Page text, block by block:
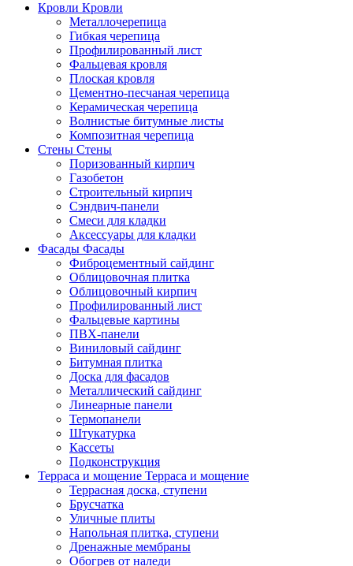
Кровли Кровли
Металлочерепица
Гибкая черепица
Профилированный лист
Фальцевая кровля
Плоская кровля
Цементно-песчаная черепица
Керамическая черепица
Волнистые битумные листы
Композитная черепица
Стены Стены
Поризованный кирпич
Газобетон
Строительный кирпич
Сэндвич-панели
Смеси для кладки
Аксессуары для кладки
Фасады Фасады
Фиброцементный сайдинг
Облицовочная плитка
Облицовочный кирпич
Профилированный лист
Фальцевые картины
ПВХ-панели
Виниловый сайдинг
Битумная плитка
Доска для фасадов
Металлический сайдинг
Линеарные панели
Термопанели
Штукатурка
Кассеты
Подконструкция
Терраса и мощение Терраса и мощение
Террасная доска, ступени
Брусчатка
Уличные плиты
Напольная плитка, ступени
Дренажные мембраны
Обогрев от наледи